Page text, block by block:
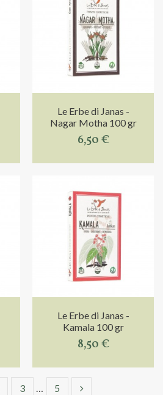
Le Erbe di Janas -
Nagar Motha 100 gr
6,50 €
Le Erbe di Janas -
Kamala 100 gr
8,50 €
3 … 5